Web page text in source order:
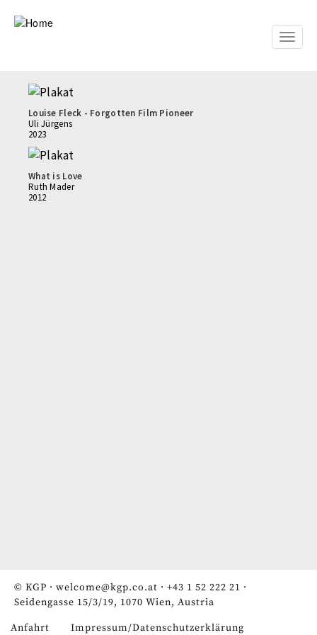
Toggle
Louise Fleck - Forgotten Film Pioneer
Uli Jürgens
2023
What is Love
Ruth Mader
2012
© KGP · welcome@kgp.co.at · +43 1 52 222 21 ·
Seidengasse 15/3/19, 1070 Wien, Austria
Anfahrt Impressum/Datenschutzerklärung